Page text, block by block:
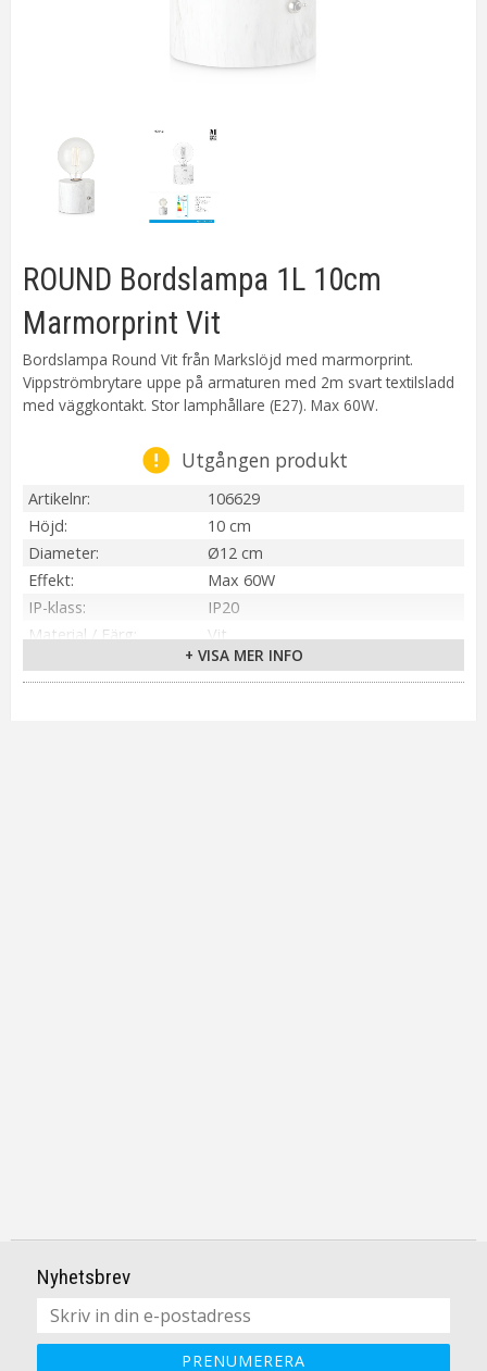
ROUND Bordslampa 1L 10cm
Marmorprint Vit
Bordslampa Round Vit från Markslöjd med marmorprint.
Vippströmbrytare uppe på armaturen med 2m svart textilsladd
med väggkontakt. Stor lamphållare (E27). Max 60W.
Utgången produkt
Artikelnr
106629
Höjd
10 cm
Diameter
Ø12 cm
Effekt
Max 60W
IP-klass
IP20
Material / Färg
Vit
Ingår ej
Sockel
E27
+ VISA MER INFO
Nyhetsbrev
PRENUMERERA